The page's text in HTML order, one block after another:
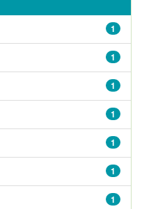
1
1
1
1
1
1
1